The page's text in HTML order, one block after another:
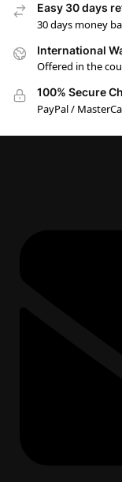
Easy 30 days
30 days money
International
Offered in the
100% Secure
PayPal /